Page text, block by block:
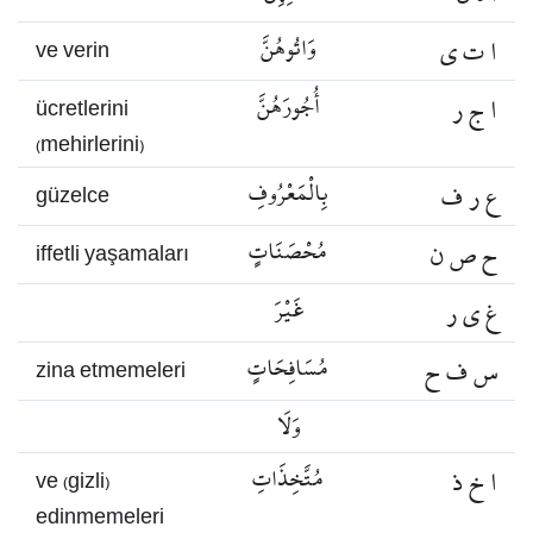
ve verin وَاتُوهُنَّ ا ت ي
ücretlerini
(mehirlerini)
أُجُورَهُنَّ ا ج ر
güzelce بِالْمَعْرُوفِ ع ر ف
iffetli yaşamaları مُحْصَنَاتٍ ح ص ن
غَيْرَ غ ي ر
zina etmemeleri مُسَافِحَاتٍ س ف ح
وَلَا
ve (gizli)
edinmemeleri
مُتَّخِذَاتِ ا خ ذ